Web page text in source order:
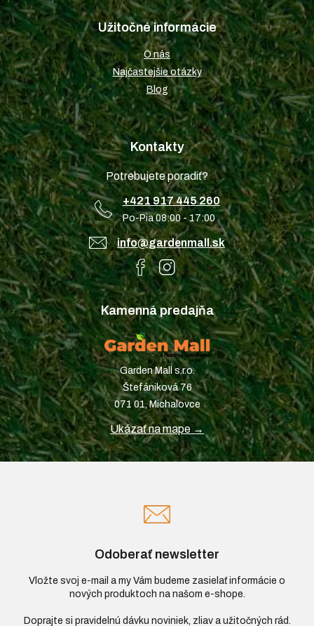
Užitočné informácie
O nás
Najčastejšie otázky
Blog
Kontakty
Potrebujete poradiť?
+421 917 445 260
Po-Pia 08:00 - 17:00
info@gardenmall.sk
Kamenná predajňa
Garden Mall s.r.o.
Štefániková 76
071 01, Michalovce
Ukázať na mape →
Odoberať newsletter
Vložte svoj e-mail a my Vám budeme zasielať informácie o
nových produktoch na našom e-shope.